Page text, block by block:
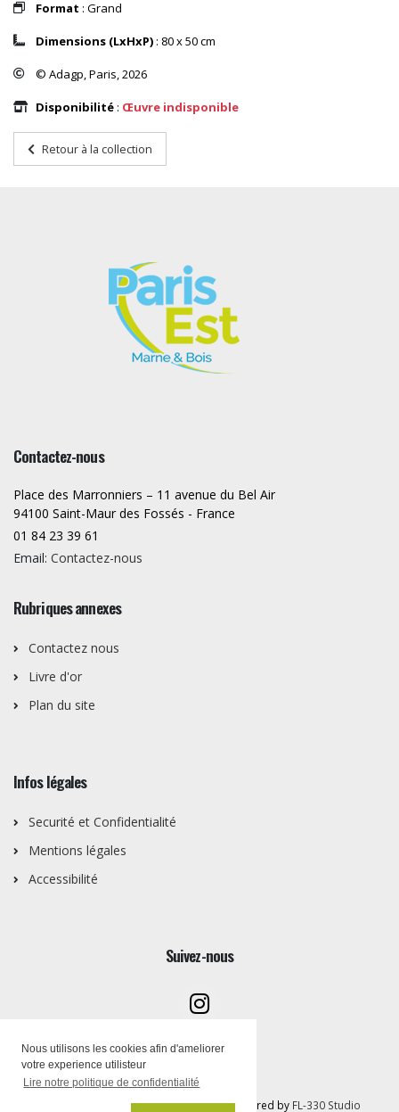
Nous utilisons les cookies afin d'ameliorer
votre experience utilisteur
Lire notre politique de confidentialité
Format : Grand
Dimensions (LxHxP) : 80 x 50 cm
© Adagp, Paris, 2026
Disponibilité : Œuvre indisponible
Retour à la collection
Contactez-nous
Place des Marronniers – 11 avenue du Bel Air
94100 Saint-Maur des Fossés - France
01 84 23 39 61
Email: Contactez-nous
Rubriques annexes
Contactez nous
Livre d'or
Plan du site
Infos légales
Securité et Confidentialité
Mentions légales
Accessibilité
Suivez-nous
Copyright © Artothèque PEMB 2026 | Powered by FL-330 Studio